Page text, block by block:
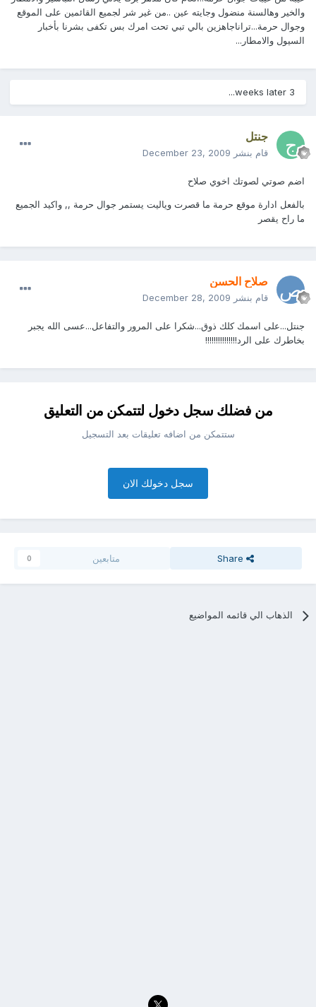
والخير وهالسنة منضول وجايته عين ..من غير شر لجميع القائمين على الموقع
وجوال حرمة...تراناجاهزين بالي تبي تحت امرك بس تكفى بشرنا بأخبار
السيول والامطار...
3 weeks later...
جنتل
قام بنشر December 23, 2009
اضم صوتي لصوتك اخوي صلاح
بالفعل ادارة موقع حرمة ما قصرت وياليت يستمر جوال حرمة ,, واكيد الجميع
ما راح يقصر
صلاح الحسن
قام بنشر December 28, 2009
جنتل...على اسمك كلك ذوق...شكرا على المرور والتفاعل...عسى الله يجبر
بخاطرك على الرد!!!!!!!!!!!!!!!
من فضلك سجل دخول لتتمكن من التعليق
ستتمكن من اضافه تعليقات بعد التسجيل
سجل دخولك الان
Share متابعين 0
الذهاب الي قائمه المواضيع